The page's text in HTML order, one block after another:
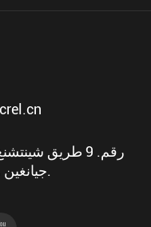
رقم. 9 طريق
جيانغين ، مقاطعة جيانغسو ، الصين.